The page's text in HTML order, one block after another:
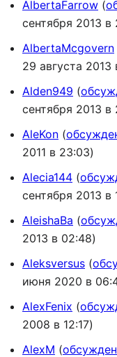
AlbertaFarrow
сентября 2013
AlbertaMcgovern
29 августа 2013
Alden949
сентября 2013
AleKon
2011 в 23:03)
Alecia144
сентября 2013 в
AleishaBa
2013 в 02:48)
Aleksversus
июня 2020 в
AlexFenix
2008 в 12:17)
AlexM